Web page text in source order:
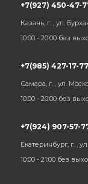
+7(927) 450-47-
Казань, г. , ул.
10:00 - 20:00 без
+7(985) 427-17-77
Самара, г. , ул.
10:00 - 20:00 без
+7(924) 907-57-
Екатеринбург, г. ,
10:00 - 21:00 без